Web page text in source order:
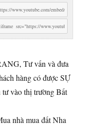
Tư vấn và đưa
hàng có được SỰ
vào thị trường Bất
nhà mua đất Nha